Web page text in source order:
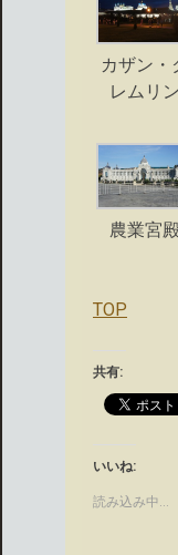
カザン・
レムリン
農業宮
TOP
共有:
いいね:
読み込み中…